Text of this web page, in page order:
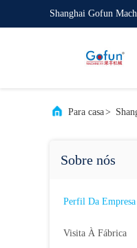
Shanghai Gofun
Para casa>
Sobre nós
Perfil Da Empresa
Visita À Fábrica